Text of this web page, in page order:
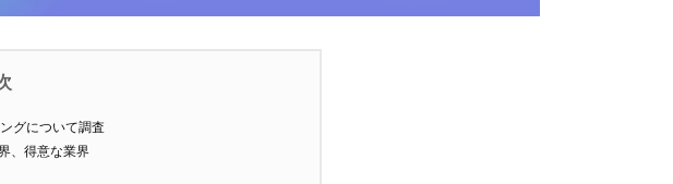
グについて調査
、得意な業界